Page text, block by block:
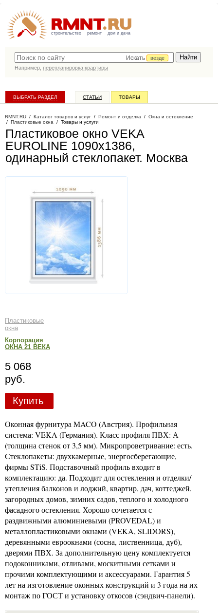
строительство ремонт дом и дача
Искать
везде
Например, перепланировка квартиры
ВЫБРАТЬ РАЗДЕЛ СТАТЬИ ТОВАРЫ
RMNT.RU / Каталог товаров и услуг / Ремонт и отделка / Окна и остекление
/ Пластиковые окна / Товары и услуги
Пластиковое окно VEKA
EUROLINE 1090х1386,
одинарный стеклопакет. Москва
Пластиковые
окна
Корпорация
ОКНА 21 ВЕКА
5 068
руб.
Купить
Оконная фурнитура MACO (Австрия). Профильная
система: VEKA (Германия). Класс профиля ПВХ: А
(толщина стенок от 3,5 мм). Микропроветривание: есть.
Стеклопакеты: двухкамерные, энергосберегающие,
фирмы STiS. Подставочный профиль входит в
комплектацию: да. Подходит для остекления и отделки/
утепления балконов и лоджий, квартир, дач, коттеджей,
загородных домов, зимних садов, теплого и холодного
фасадного остекления. Хорошо сочетается с
раздвижными алюминиевыми (PROVEDAL) и
металлопластиковыми окнами (VEKA, SLIDORS),
деревянными евроокнами (сосна, лиственница, дуб),
дверями ПВХ. За дополнительную цену комплектуется
подоконниками, отливами, москитными сетками и
прочими комплектующими и аксессуарами. Гарантия 5
лет на изготовление оконных конструкций и 3 года на их
монтаж по ГОСТ и установку откосов (сэндвич-панели).